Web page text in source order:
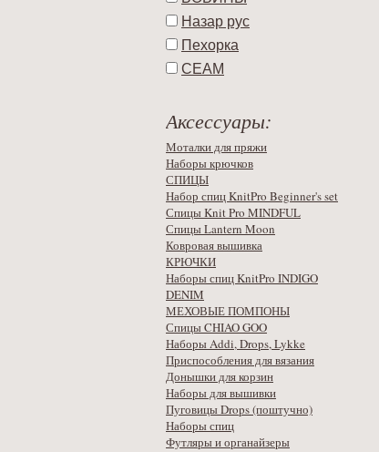
Назар рус
Пехорка
СЕАМ
Аксессуары:
Моталки для пряжи
Наборы крючков
СПИЦЫ
Набор спиц KnitPro Beginner's set
Спицы Knit Pro MINDFUL
Спицы Lantern Moon
Ковровая вышивка
КРЮЧКИ
Наборы спиц KnitPro INDIGO
DENIM
МЕХОВЫЕ ПОМПОНЫ
Спицы CHIAO GOO
Наборы Addi, Drops, Lykke
Приспособления для вязания
Донышки для корзин
Наборы для вышивки
Пуговицы Drops (поштучно)
Наборы спиц
Футляры и органайзеры